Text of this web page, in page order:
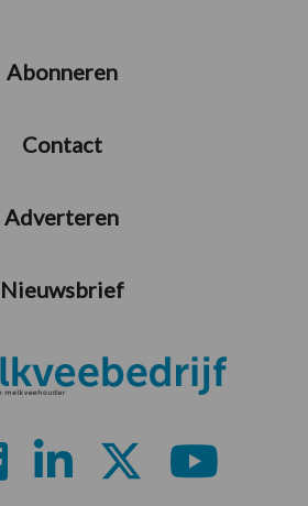
Abonneren
Contact
Adverteren
Nieuwsbrief